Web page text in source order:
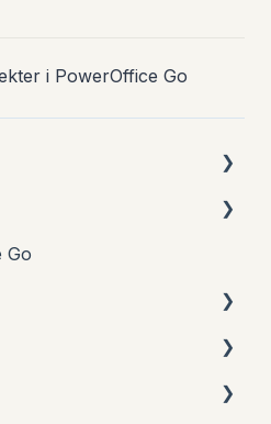
i PowerOffice Go
i PowerOffice?
på 2 minutter
Go